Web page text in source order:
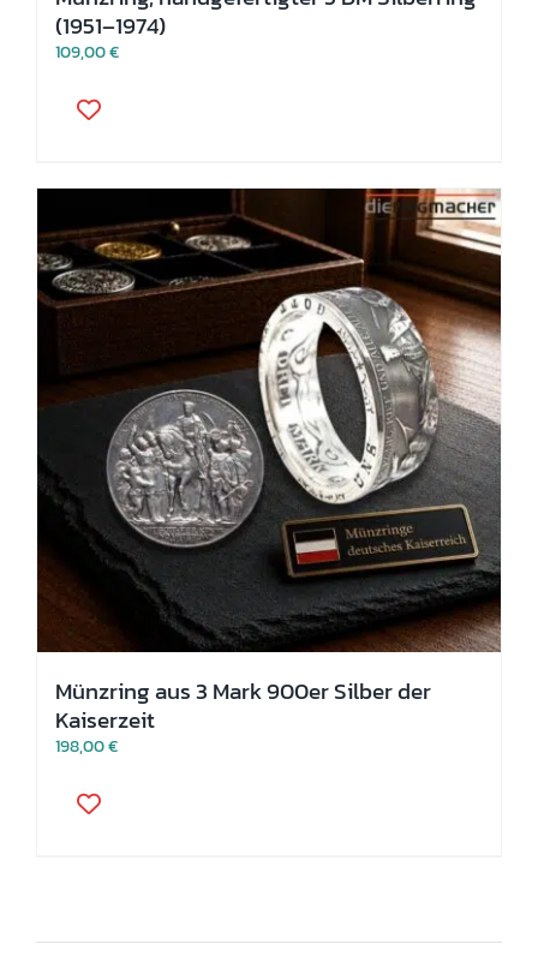
(1951–1974)
109,00€
Produkt
Optionen
können
auf
der
werden
Münzring aus 3 Mark 900er Silber der
Kaiserzeit
198,00€
Produkt